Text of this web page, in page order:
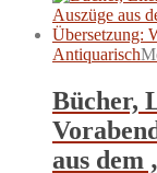
Antiquarisch
Bücher,
aus dem